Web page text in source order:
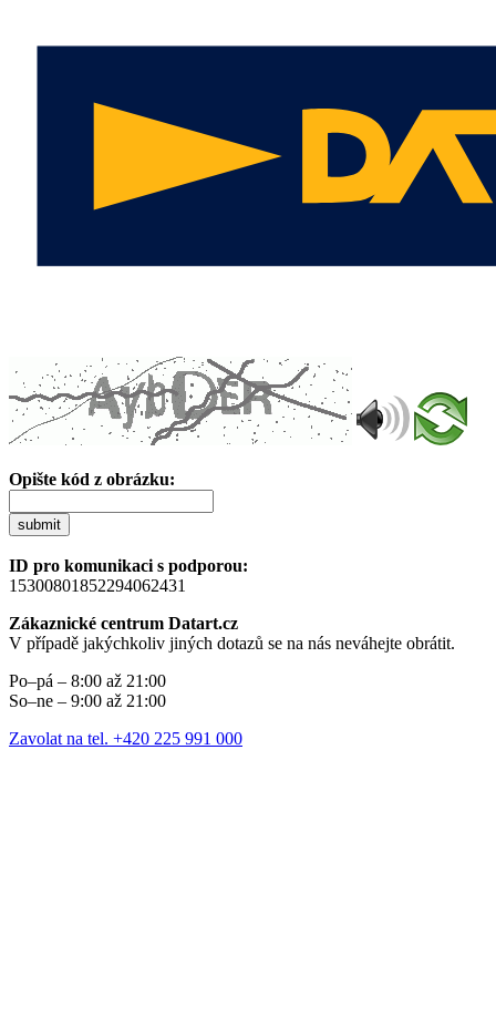
Opište kód z obrázku:
submit
ID pro komunikaci s podporou:
15300801852294062431
Zákaznické centrum Datart.cz
V případě jakýchkoliv jiných dotazů se na nás neváhejte obrátit.
Po–pá – 8:00 až 21:00
So–ne – 9:00 až 21:00
Zavolat na tel. +420 225 991 000